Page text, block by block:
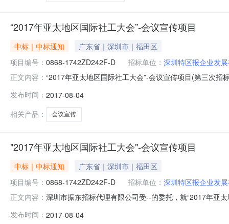
“2017年亚太地区国际社工大会”-会议宣传项目
中标｜中标通知
广东省｜深圳市｜福田区
项目编号： 0868-1742ZD242F-D 招标单位： 深圳特区报企业发
正文内容： “2017年亚太地区国际社工大会”-会议宣传项目(第三次
下：一、投标报价及资格审查序号投标人名称投标报价
发布时间： 2017-08-04
相关产品：
会议宣传
"2017年亚太地区国际社工大会"-会议宣传项目
中标｜中标通知
广东省｜深圳市｜福田区
项目编号： 0868-1742ZD242F-D 招标单位： 深圳特区报企业发
正文内容： 深圳市振东招标代理有限公司受--的委托，就“2017年亚
82786018/82786038-809二、采购单位信息采购单位名
发布时间： 2017-08-04